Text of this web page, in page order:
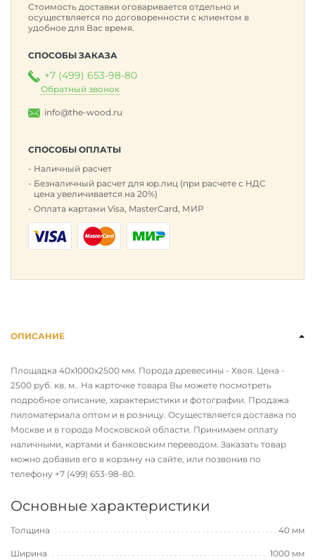
Стоимость доставки оговаривается отдельно и
осуществляется по договоренности с клиентом в
удобное для Вас время.
СПОСОБЫ ЗАКАЗА
+7 (499) 653-98-80
Обратный звонок
info@the-wood.ru
СПОСОБЫ ОПЛАТЫ
Наличный расчет
Безналичный расчет для юр.лиц (при расчете с НДС
цена увеличивается на 20%)
Оплата картами Visa, MasterCard, МИР
ОПИСАНИЕ
Площадка 40х1000х2500 мм. Порода древесины - Хвоя. Цена -
2500 руб. кв. м.. На карточке товара Вы можете посмотреть
подробное описание, характеристики и фотографии. Продажа
пиломатериала оптом и в розницу. Осуществляется доставка по
Москве и в города Московской области. Принимаем оплату
наличными, картами и банковским переводом. Заказать товар
можно добавив его в корзину на сайте, или позвонив по
телефону +7 (499) 653-98-80.
Основные характеристики
Толщина 40 мм
Ширина 1000 мм